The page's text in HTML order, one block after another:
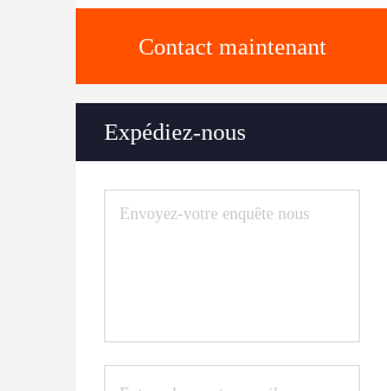
Contact maintenant
Expédiez-nous